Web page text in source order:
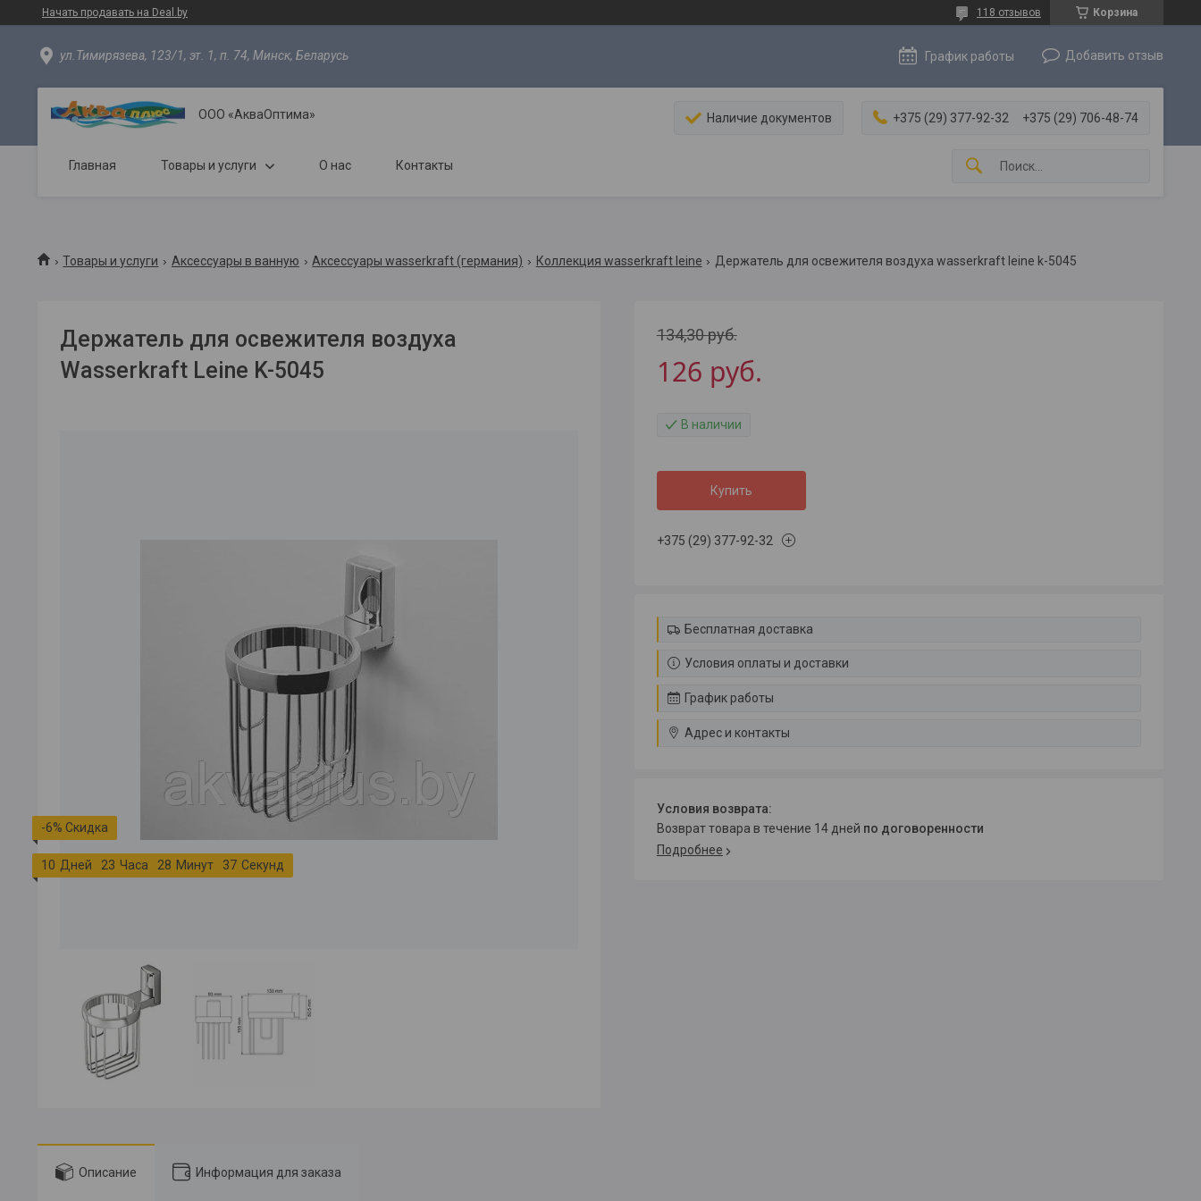
Начать продавать на Deal.by Корзина
118 отзывов
ул.Тимирязева, 123/1, эт. 1, п. 74, Минск, Беларусь График работы Добавить отзыв
ООО «АкваОптима» Наличие документов +375 (29) 377-92-32 +375 (29) 706-48-74
Главная Товары и услуги О нас Контакты
Товары и услуги Аксессуары в ванную Аксессуары wasserkraft (германия) Коллекция wasserkraft leine Держатель для освежителя воздуха wasserkraft leine k-5045
Держатель для освежителя воздуха
Wasserkraft Leine K-5045
-6%
1 0 Дней 23 Часа 28 Минут 36 Секунд
134,30руб.
126 руб.
В наличии
Купить
+375 (29) 377-92-32
Бесплатная доставка
Условия оплаты и доставки
График работы
Адрес и контакты
возврат товара в течение 14 дней по договоренности
Подробнее
Описание Информация для заказа